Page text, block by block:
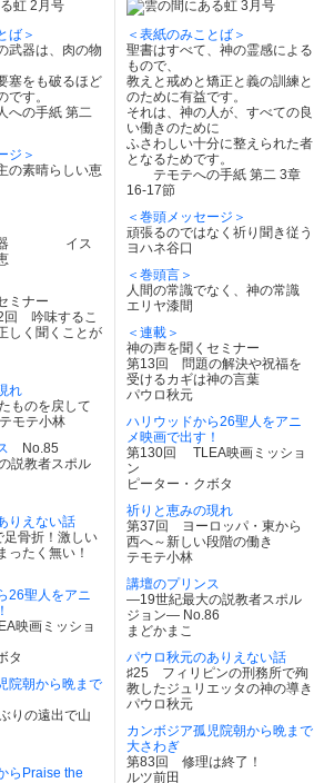
ば＞
武器は、肉の物
塞をも破るほど
です。
の手紙 第二
ジ＞
の素晴らしい恵
武器 イス
ミナー
味するこ
しく聞くことが
れ
ものを戻して
モテ小林
No.85
説教者スポル
りえない話
骨折！激しい
ったく無い！
26聖人をアニ
映画ミッショ
タ
院朝から晩まで
りの遠出で山
らPraise the
＜表紙のみことば＞
聖書はすべて、神の霊感による
もので、
教えと戒めと矯正と義の訓練と
のために有益です。
それは、神の人が、すべての良
い働きのために
ふさわしい十分に整えられた者
となるためです。
テモテへの手紙 第二 3章
16-17節
＜巻頭メッセージ＞
頑張るのではなく祈り聞き従う
ヨハネ谷口
＜巻頭言＞
人間の常識でなく、神の常識
エリヤ漆間
＜連載＞
神の声を聞くセミナー
第13回 問題の解決や祝福を
受けるカギは神の言葉
パウロ秋元
ハリウッドから26聖人をアニ
メ映画で出す！
第130回 TLEA映画ミッショ
ン
ピーター・クボタ
祈りと恵みの現れ
第37回 ヨーロッパ・東から
西へ～新しい段階の働き
テモテ小林
講壇のプリンス
―19世紀最大の説教者スポル
ジョン― No.86
まどかまこ
パウロ秋元のありえない話
♯25 フィリピンの刑務所で殉
教したジュリエッタの神の導き
パウロ秋元
カンボジア孤児院朝から晩まで
大さわぎ
第83回 修理は終了！
ルツ前田